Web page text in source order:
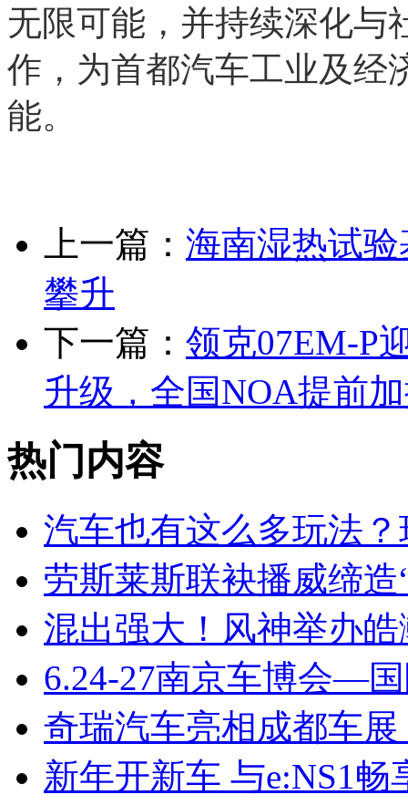
无限可能，并持续深化与
作，为首都汽车工业及经
能。
上一篇： 海南湿热试
攀升
下一篇： 领克07EM-P
升级，全国NOA提前
热门内容
汽车也有这么多玩法
劳斯莱斯联袂播威缔造
混出强大！风神举办
6.24-27南京车博会—
奇瑞汽车亮相成都车
新年开新车 与e:NS1畅